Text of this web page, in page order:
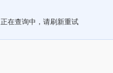
正在查询中，请刷新重试